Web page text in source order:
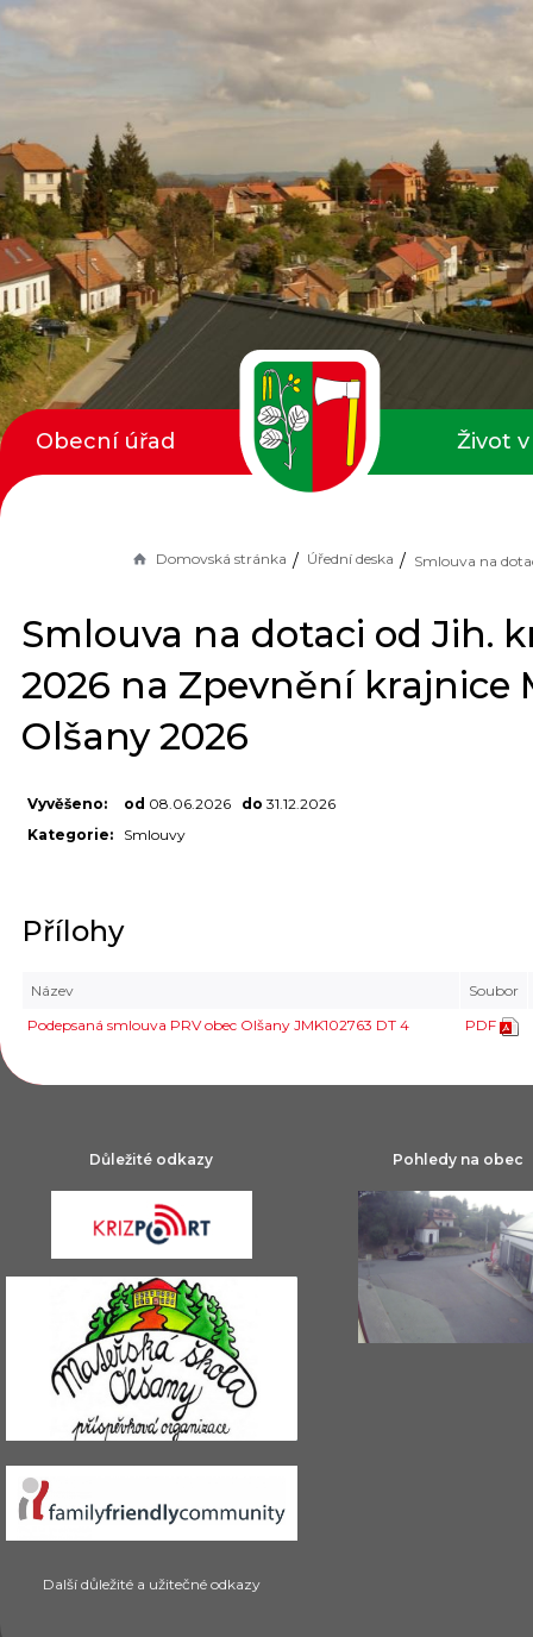
Domovská stránka Úřední deska
Smlouva na dotaci od Jih.
2026 na Zpevnění krajnice
Olšany 2026
Vyvěšeno: od 08.06.2026 do 31.12.2026
Kategorie:
Smlouvy
Přílohy
Název
Soubor
Podepsaná smlouva PRV obec Olšany JMK102763 DT 4
PDF
Obecní úřad Život
Důležité odkazy
Další důležité a užitečné odkazy
Pohledy na obec